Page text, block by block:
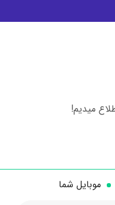
میدیم!
موبایل شما